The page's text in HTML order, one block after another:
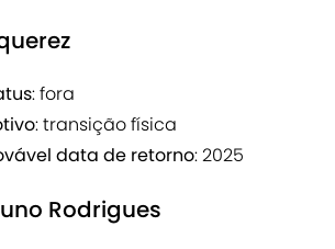
: fora
: transição física
data de retorno: 2025
Rodrigues